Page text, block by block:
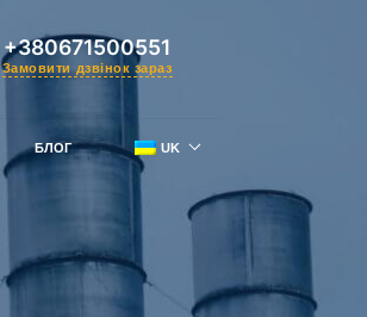
+380671500551
Замовити дзвінок зараз
БЛОГ UK